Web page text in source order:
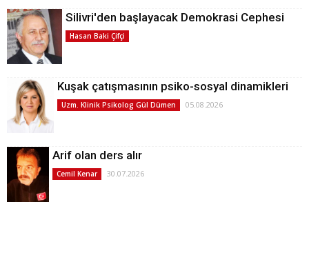
Silivri'den başlayacak Demokrasi Cephesi
Hasan Baki Çifçi
Kuşak çatışmasının psiko-sosyal dinamikleri
Uzm. Klinik Psikolog Gül Dümen 05.08.2026
Arif olan ders alır
Cemil Kenar 30.07.2026